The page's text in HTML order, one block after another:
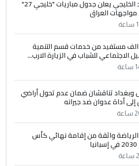
الاتحاد الخليجي يعلن جدول مباريات "خليجي 27"
مواجهات العراق
الف مستفيد من خدمات قسم التنمية
الاجتماعي للشباب في الزيارة الارب...
وبغداد تناقشان ضمان عدم تحول أراضي
إلى أداة عدوان ضد جيرانه
الرياضة واثقة من إقامة نهائي كأس